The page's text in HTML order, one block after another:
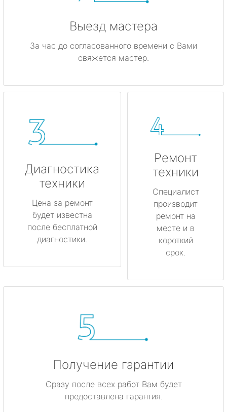
Выезд мастера
За час до согласованного времени с Вами
свяжется мастер.
Диагностика
техники
Цена за ремонт
будет известна
после бесплатной
диагностики.
Ремонт
техники
Специалист
производит
ремонт на
месте и в
короткий
срок.
Получение гарантии
Сразу после всех работ Вам будет
предоставлена гарантия.